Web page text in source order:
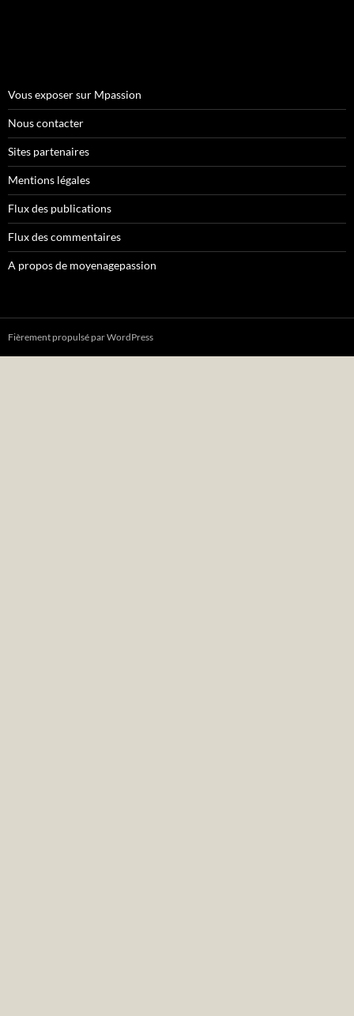
Vous exposer sur Mpassion
Nous contacter
Sites partenaires
Mentions légales
Flux des publications
Flux des commentaires
A propos de moyenagepassion
Fièrement propulsé par WordPress